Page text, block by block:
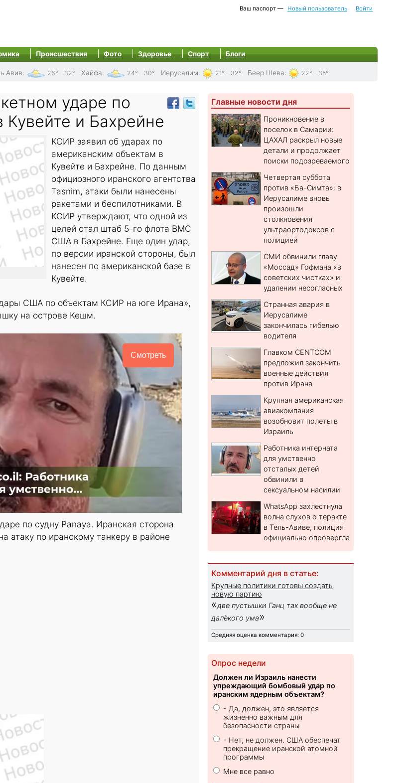
Ваш паспорт — Новый пользователь Войти
Происшествия Фото Здоровье Спорт Блоги
Авив: 26° - 32° Хайфа: 24° - 30° Иерусалим: 21° - 32° Беер Шева: 22° - 35°
ударе по
и Бахрейне
КСИР заявил об ударах по
американским объектам в
Кувейте и Бахрейне. По данным
официозного иранского агентства
Tasnim, атаки были нанесены
ракетами и беспилотниками. В
КСИР утверждают, что одной из
целей стал штаб 5-го флота ВМС
США в Бахрейне. Еще один удар,
по версии иранской стороны, был
нанесен по американской базе в
Кувейте.
США по объектам КСИР на юге Ирана»,
на острове Кешм.
Смотреть
по судну Panaya. Иранская сторона
атаку по иранскому танкеру в районе
Главные новости дня
Проникновение в
поселок в Самарии:
ЦАХАЛ раскрыл новые
детали и продолжает
поиски подозреваемого
Четвертая суббота
против «Ба-Симта»: в
Иерусалиме вновь
произошли
столкновения
ультраортодоксов с
полицией
СМИ обвинили главу
«Моссад» Гофмана «в
советских чистках» и
удалении несогласных
Странная авария в
Иерусалиме
закончилась гибелью
водителя
Главком CENTCOM
предложил закончить
военные действия
против Ирана
Крупная американская
авиакомпания
возобновит полеты в
Израиль
Работника интерната
для умственно
отсталых детей
обвинили в
сексуальном насилии
WhatsApp захлестнула
волна слухов о теракте
в Тель-Авиве, полиция
официально опровергла
Комментарий дня в статье:
Крупные политики готовы создать
новую партию
«две пустышки Ганц так вообще не
далёкого ума»
Средняя оценка комментария: 0
Опрос недели
Должен ли Израиль нанести
упреждающий бомбовый удар по
иранским ядерным объектам?
- Да, должен, это является
жизненно важным для
безопасности страны
- Нет, не должен. США обеспечат
прекращение иранской атомной
программы
Мне все равно